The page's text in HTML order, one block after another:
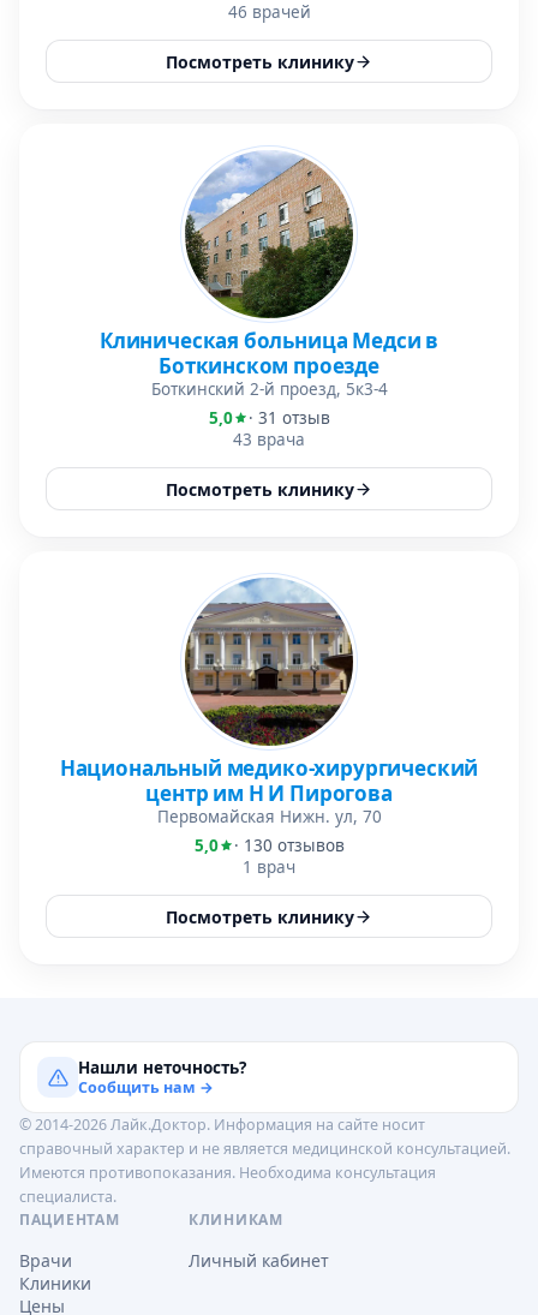
46 врачей
Посмотреть клинику
Клиническая больница Медси в
Боткинском проезде
Боткинский 2-й проезд, 5к3-4
5,0
· 31 отзыв
43 врача
Посмотреть клинику
Национальный медико-хирургический
центр им Н И Пирогова
Первомайская Нижн. ул, 70
5,0
· 130 отзывов
1 врач
Посмотреть клинику
Нашли неточность?
Сообщить нам →
© 2014-2026 Лайк.Доктор. Информация на сайте носит
справочный характер и не является медицинской консультацией.
Имеются противопоказания. Необходима консультация
специалиста.
ПАЦИЕНТАМ
Врачи
Клиники
Цены
КЛИНИКАМ
Личный кабинет